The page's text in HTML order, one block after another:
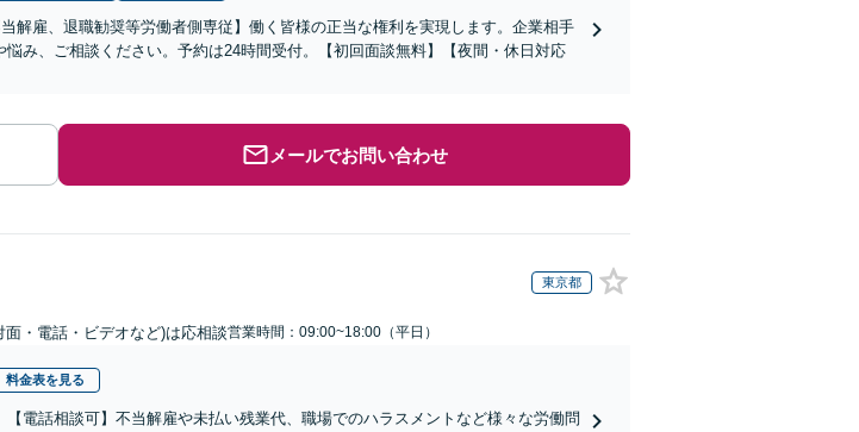
解雇、退職勧奨等労働者側専従】働く皆様の正当な権利を実現します。企業相手
み、ご相談ください。予約は24時間受付。【初回面談無料】【夜間・休日対応
メールでお問い合わせ
東京都
面・電話・ビデオなど)は応相談営業時間：09:00~18:00（平日）
料金表を見る
【電話相談可】不当解雇や未払い残業代、職場でのハラスメントなど様々な労働問